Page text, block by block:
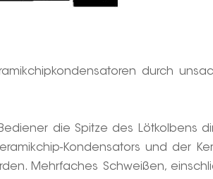
durch
die Spitze des Lötkolbens
Kondensators und der
Mehrfaches Schweißen,